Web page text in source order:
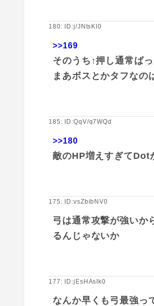
180: ID:j/JNtsKl0
>>169
そのうち↑押し通常ば
まあボスとかタフなの
185: ID:QqV/q7WQd
>>180
敵のHP増えすぎてDot
175: ID:vsZbibNV0
弓は通常攻撃が強いか
るんじゃないか
177: ID:jEsHAsIk0
なんか早くも弓最強っ